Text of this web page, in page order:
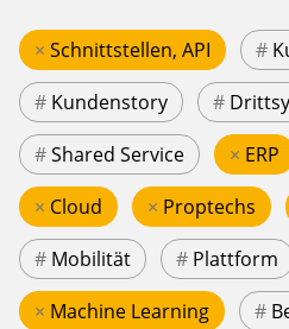
× Schnittstellen, API #
# Kundenstory #
#Shared Service × ERP
× Cloud × Proptechs
# Mobilität # Plattform
× Machine Learning #